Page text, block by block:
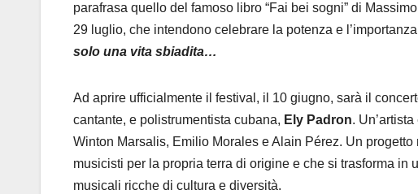
parafrasa quello del famoso libro “Fai bei sogni” di
29 luglio, che intendono celebrare la potenza e l’importanza
solo una vita sbiadita…
Ad aprire ufficialmente il festival, il 10 giugno, sarà il
cantante, e polistrumentista cubana, Ely Padron.
Winton Marsalis, Emilio Morales e Alain Pérez. Un
musicisti per la propria terra di origine e che si trasforma
musicali ricche di cultura e diversità.